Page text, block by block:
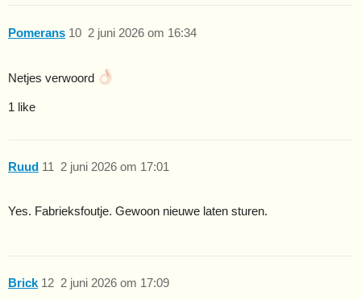
Pomerans 2 juni 2026 om 16:34
10
Netjes verwoord
1 like
Ruud 2 juni 2026 om 17:01
11
Yes. Fabrieksfoutje. Gewoon nieuwe laten sturen.
Brick 2 juni 2026 om 17:09
12